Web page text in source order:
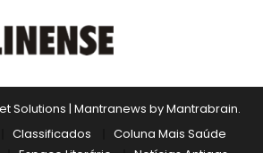
Solutions | Mantranews byMantrabrain.
Classificados
Coluna Mais Saúde